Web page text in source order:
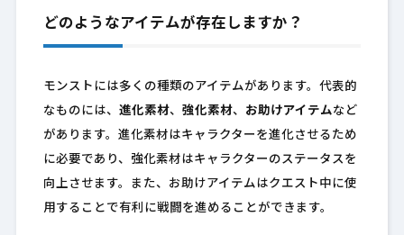
どのようなアイテムが存在しますか？
モンストには多くの種類のアイテムがあります。代表的
なものには、 進化素材、 強化素材、 お助けアイテムなど
があります。進化素材はキャラクターを進化させるため
に必要であり、強化素材はキャラクターのステータスを
向上させます。また、お助けアイテムはクエスト中に使
用することで有利に戦闘を進めることができます。